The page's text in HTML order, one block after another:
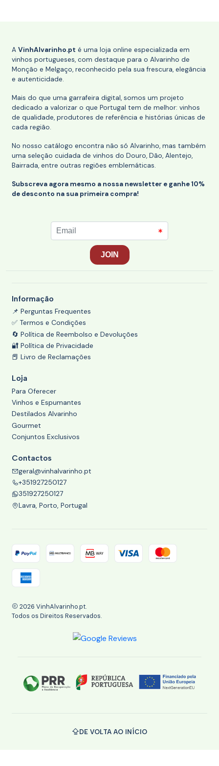
A VinhAlvarinho.pt é uma loja online especializada em
vinhos portugueses, com destaque para o Alvarinho de
Monção e Melgaço, reconhecido pela sua frescura, elegância
e autenticidade.
Mais do que uma garrafeira digital, somos um projeto
dedicado a valorizar o que Portugal tem de melhor: vinhos
de qualidade, produtores de referência e histórias únicas de
cada região.
No nosso catálogo encontra não só Alvarinho, mas também
uma seleção cuidada de vinhos do Douro, Dão, Alentejo,
Bairrada, entre outras regiões emblemáticas.
Subscreva agora mesmo a nossa newsletter e ganhe 10%
de desconto na sua primeira compra!
Informação
📌 Perguntas Frequentes
✅ Termos e Condições
🔄 Política de Reembolso e Devoluções
🔐 Política de Privacidade
📕 Livro de Reclamações
Loja
Para Oferecer
Vinhos e Espumantes
Destilados Alvarinho
Gourmet
Conjuntos Exclusivos
Contactos
geral@vinhalvarinho.pt
+351927250127
351927250127
Lavra, Porto, Portugal
2026 VinhAlvarinho.pt.
Todos os Direitos Reservados.
DE VOLTA AO INÍCIO